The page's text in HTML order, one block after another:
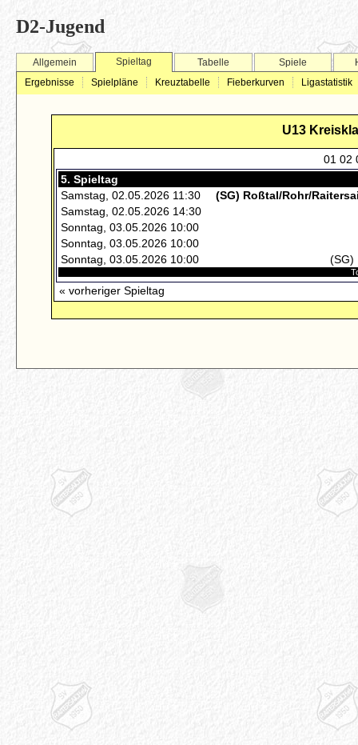
D2-Jugend
Allgemein
Spieltag
Ergebnisse
Spielpläne Kreuztabelle Fieberkurven Ligastatistik
Tabelle Spiele
U13
01 02
5. Spieltag
Samstag, 02.05.2026 11:30
(SG) Roßtal/Rohr/
Samstag, 02.05.2026 14:30
Sonntag, 03.05.2026 10:00
Sonntag, 03.05.2026 10:00
Sonntag, 03.05.2026 10:00
(SG)
« vorheriger Spieltag